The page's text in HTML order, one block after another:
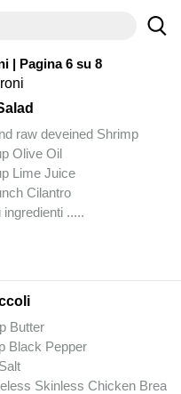
| Pagina 6 su 8
raw deveined Shrimp
Olive Oil
Lime Juice
Cilantro
ingredienti .....
Butter
Black Pepper
Skinless Chicken